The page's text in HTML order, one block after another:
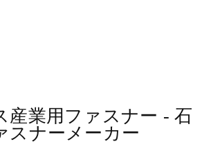
産業用ファスナー - 石
スナーメーカー